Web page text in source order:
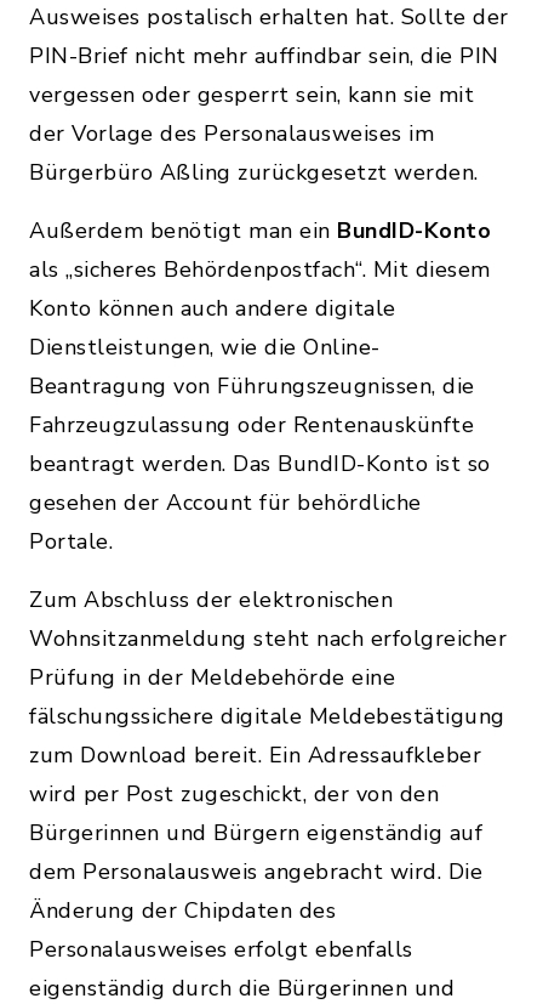
Ausweises postalisch erhalten hat. Sollte der
PIN-Brief nicht mehr auffindbar sein, die PIN
vergessen oder gesperrt sein, kann sie mit
der Vorlage des Personalausweises im
Bürgerbüro Aßling zurückgesetzt werden.
Außerdem benötigt man ein BundID-Konto
als „sicheres Behördenpostfach“. Mit diesem
Konto können auch andere digitale
Dienstleistungen, wie die Online-
Beantragung von Führungszeugnissen, die
Fahrzeugzulassung oder Rentenauskünfte
beantragt werden. Das BundID-Konto ist so
gesehen der Account für behördliche
Portale.
Zum Abschluss der elektronischen
Wohnsitzanmeldung steht nach erfolgreicher
Prüfung in der Meldebehörde eine
fälschungssichere digitale Meldebestätigung
zum Download bereit. Ein Adressaufkleber
wird per Post zugeschickt, der von den
Bürgerinnen und Bürgern eigenständig auf
dem Personalausweis angebracht wird. Die
Änderung der Chipdaten des
Personalausweises erfolgt ebenfalls
eigenständig durch die Bürgerinnen und